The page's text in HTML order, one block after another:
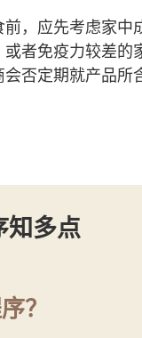
，应先考虑家中
者免疫力较差
否定期就产品
知多点
？